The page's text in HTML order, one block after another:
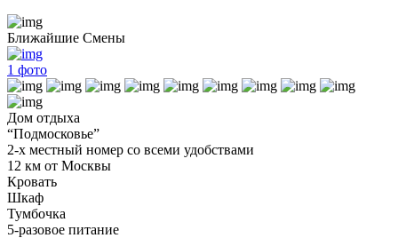
Ближайшие Смены
1 фото
Дом отдыха
“Подмосковье”
2-х местный номер со всеми удобствами
12 км от Москвы
Кровать
Шкаф
Тумбочка
5-разовое питание